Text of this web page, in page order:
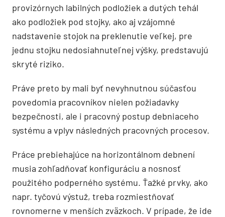
provizórnych labilných podložiek a dutých tehál
ako podložiek pod stojky, ako aj vzájomné
nadstavenie stojok na preklenutie veľkej, pre
jednu stojku nedosiahnuteľnej výšky, predstavujú
skryté riziko.
Práve preto by mali byť nevyhnutnou súčasťou
povedomia pracovníkov nielen požiadavky
bezpečnosti, ale i pracovný postup debniaceho
systému a vplyv následných pracovných procesov.
Práce prebiehajúce na horizontálnom debnení
musia zohľadňovať konfiguráciu a nosnosť
použitého podperného systému. Ťažké prvky, ako
napr. tyčovú výstuž, treba rozmiestňovať
rovnomerne v menších zväzkoch. V prípade, že ide